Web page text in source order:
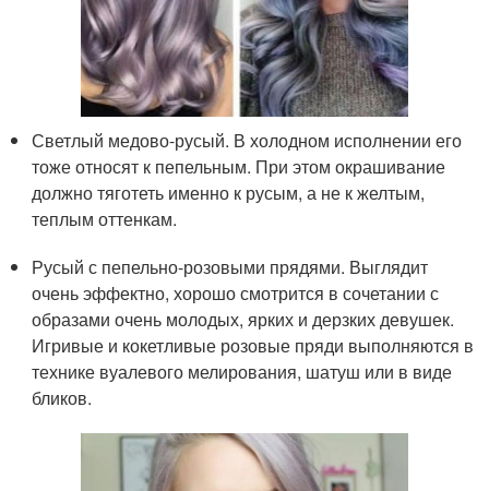
Светлый медово-русый. В холодном исполнении его
тоже относят к пепельным. При этом окрашивание
должно тяготеть именно к русым, а не к желтым,
теплым оттенкам.
Русый с пепельно-розовыми прядями. Выглядит
очень эффектно, хорошо смотрится в сочетании с
образами очень молодых, ярких и дерзких девушек.
Игривые и кокетливые розовые пряди выполняются в
технике вуалевого мелирования, шатуш или в виде
бликов.